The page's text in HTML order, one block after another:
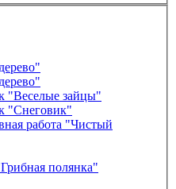
"Веселые зайцы"
"Снеговик"
работа "Чистый
полянка"